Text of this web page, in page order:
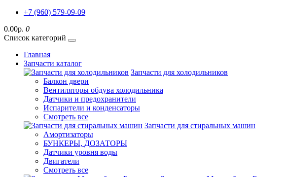
+7 (960) 579-09-09
0.00р. 0
Список категорий
Главная
Запчасти каталог
Запчасти для холодильников
Балкон двери
Вентиляторы обдува холодильника
Датчики и предохранители
Испарители и конденсаторы
Смотреть все
Запчасти для стиральных машин
Амортизаторы
БУНКЕРЫ, ДОЗАТОРЫ
Датчики уровня воды
Двигатели
Смотреть все